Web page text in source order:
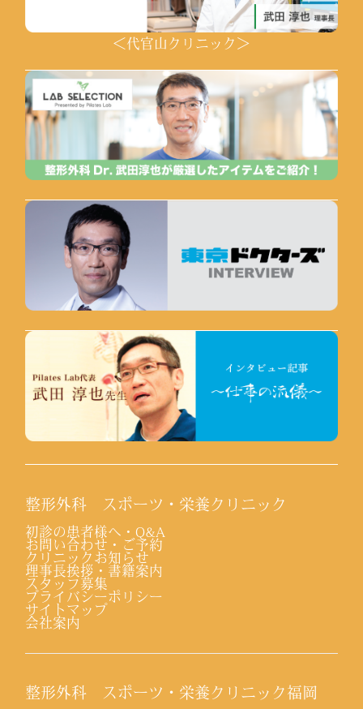
＜代官山クリニック＞
整形外科 スポーツ・栄養クリニック
初診の患者様へ・Q&A
お問い合わせ・ご予約
クリニックお知らせ
理事長挨拶・書籍案内
スタッフ募集
プライバシーポリシー
サイトマップ
会社案内
整形外科 スポーツ・栄養クリニック福岡